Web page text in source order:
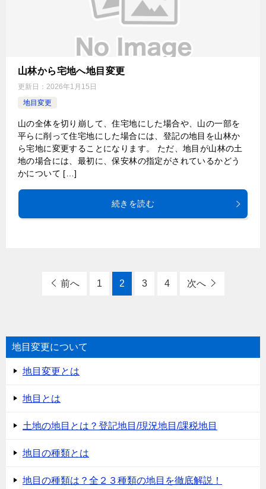
山林から宅地へ地目変更
更新日： 2026年1月15日
地目変更
山の全体を切り崩して、住宅地にした場合や、山の一部を
平らに削って住宅地にした場合には、登記の地目を山林か
ら宅地に変更することになります。 ただ、地目が山林の土
地の場合には、最初に、保安林の指定がされているかどう
かについて […]
続きを読む
前へ 1 2 3 4 次へ
地目変更について
地目変更とは
地目とは
土地の地目とは？登記地目/現況地目/課税地目
地目の種類とは
地目の種類は？全２３種類の地目を徹底解説！